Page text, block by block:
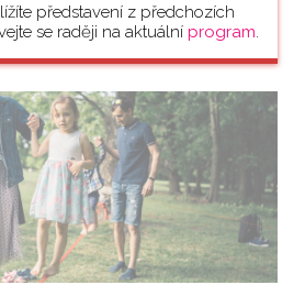
představení z předchozích
se raději na aktuální program.